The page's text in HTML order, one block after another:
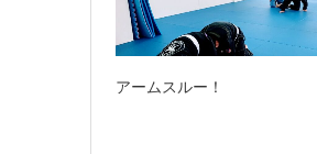
アームスルー！